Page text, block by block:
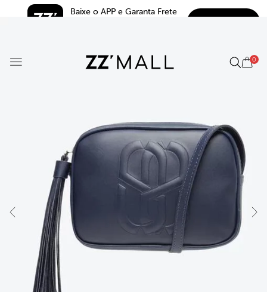
Baixe o APP e Garanta Frete
0